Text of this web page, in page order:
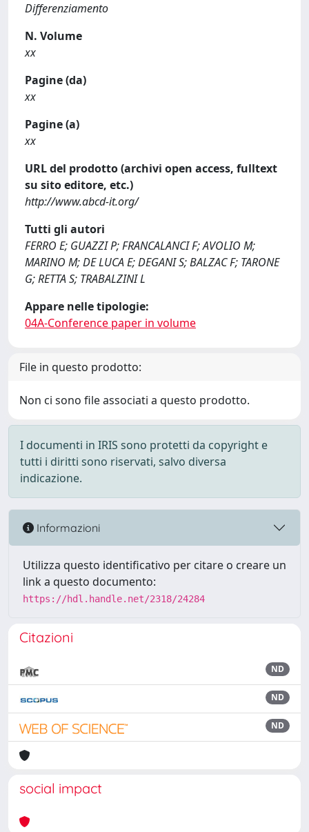
Differenziamento
N. Volume
xx
Pagine (da)
xx
Pagine (a)
xx
URL del prodotto (archivi open access, fulltext
su sito editore, etc.)
http://www.abcd-it.org/
Tutti gli autori
FERRO E; GUAZZI P; FRANCALANCI F; AVOLIO M;
MARINO M; DE LUCA E; DEGANI S; BALZAC F; TARONE
G; RETTA S; TRABALZINI L
Appare nelle tipologie:
04A-Conference paper in volume
File in questo prodotto:
Non ci sono file associati a questo prodotto.
I documenti in IRIS sono protetti da copyright e
tutti i diritti sono riservati, salvo diversa
indicazione.
Informazioni
Utilizza questo identificativo per citare o creare un
link a questo documento:
https://hdl.handle.net/2318/24284
Citazioni
ND
ND
ND
social impact